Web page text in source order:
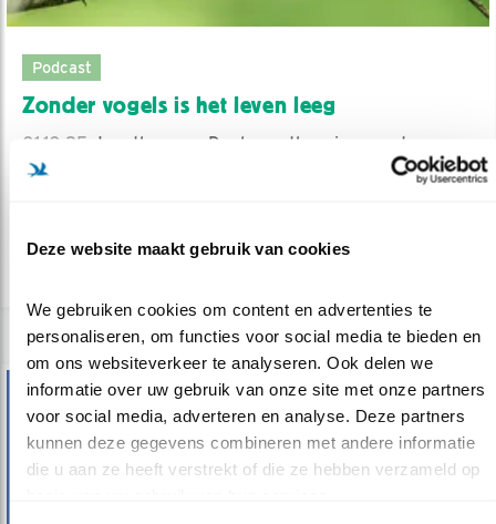
Deze website maakt gebruik van cookies
We gebruiken cookies om content en advertenties te
personaliseren, om functies voor social media te bieden en
om ons websiteverkeer te analyseren. Ook delen we
informatie over uw gebruik van onze site met onze partners
voor social media, adverteren en analyse. Deze partners
kunnen deze gegevens combineren met andere informatie
die u aan ze heeft verstrekt of die ze hebben verzameld op
Podcast
Zonder vogels is het leven leeg
01.10.25 Jonathan van Deelen enthousiasmeert
mensen voor vogels.